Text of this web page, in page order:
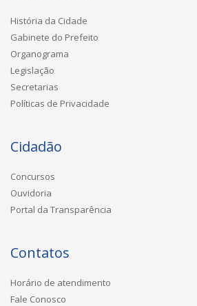
História da Cidade
Gabinete do Prefeito
Organograma
Legislação
Secretarias
Políticas de Privacidade
Cidadão
Concursos
Ouvidoria
Portal da Transparência
Contatos
Horário de atendimento
Fale Conosco